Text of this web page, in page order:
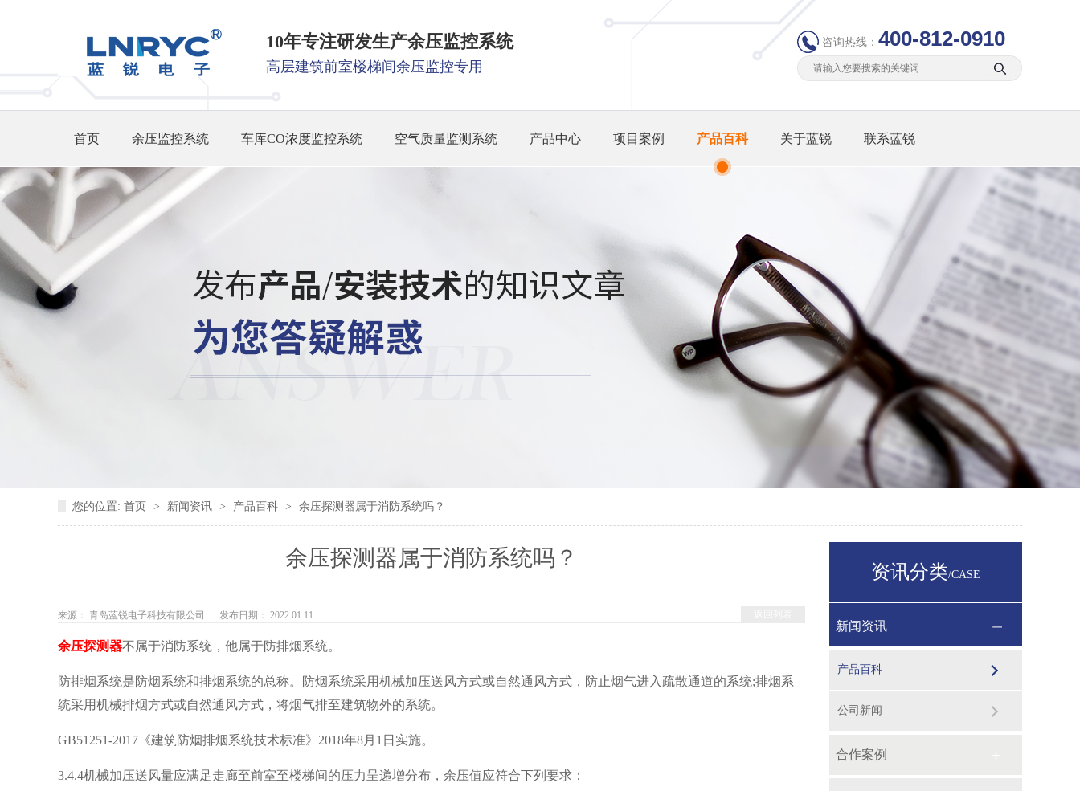
10年专注研发生产余压监控系统
高层建筑前室楼梯间余压监控专用
咨询热线： 400-812-0910
首页 余压监控系统 车库CO浓度监控系统 空气质量监测系统 产品中心 项目案例 产品百科 关于蓝锐 联系蓝锐
您的位置: 首页 > 新闻资讯 > 产品百科 > 余压探测器属于消防系统吗？
余压探测器属于消防系统吗？
来源： 青岛蓝锐电子科技有限公司 发布日期： 2022.01.11
余压探测器不属于消防系统，他属于防排烟系统。
防排烟系统是防烟系统和排烟系统的总称。防烟系统采用机械加压送风方式或自然通风方式，防止烟气进入疏散通道的系统;排烟系
统采用机械排烟方式或自然通风方式，将烟气排至建筑物外的系统。
GB51251-2017《建筑防烟排烟系统技术标准》2018年8月1日实施。
3.4.4机械加压送风量应满足走廊至前室至楼梯间的压力呈递增分布，余压值应符合下列要求：
资讯分类/CASE
新闻资讯
产品百科
公司新闻
合作案例